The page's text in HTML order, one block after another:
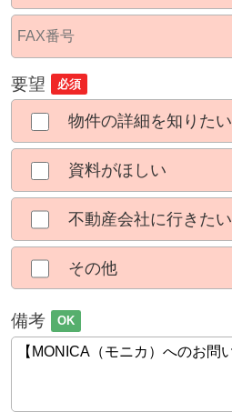
要望 必須
物件の詳細を知りたい
資料がほしい
不動産会社に行きたい
その他
備考 OK